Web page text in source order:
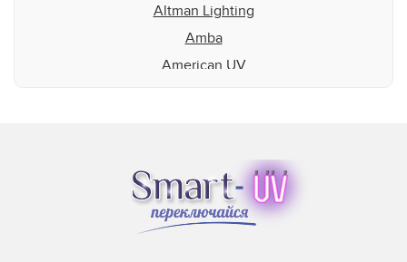
Altman Lighting
Amba
American UV
Baldwin
Beltron
BLV